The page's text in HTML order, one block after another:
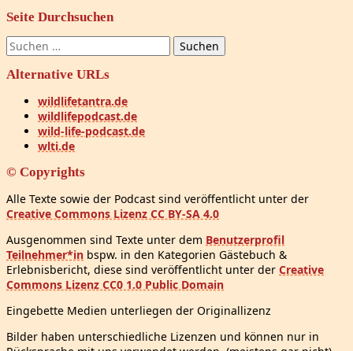
Seite Durchsuchen
Suchen
nach:
Alternative URLs
wildlifetantra.de
wildlifepodcast.de
wild-life-podcast.de
wlti.de
© Copyrights
Alle Texte sowie der Podcast sind veröffentlicht unter der
Creative Commons Lizenz CC BY-SA 4.0
Ausgenommen sind Texte unter dem Benutzerprofil
Teilnehmer*in bspw. in den Kategorien Gästebuch &
Erlebnisbericht, diese sind veröffentlicht unter der Creative
Commons Lizenz CC0 1.0 Public Domain
Eingebette Medien unterliegen der Originallizenz
Bilder haben unterschiedliche Lizenzen und können nur in